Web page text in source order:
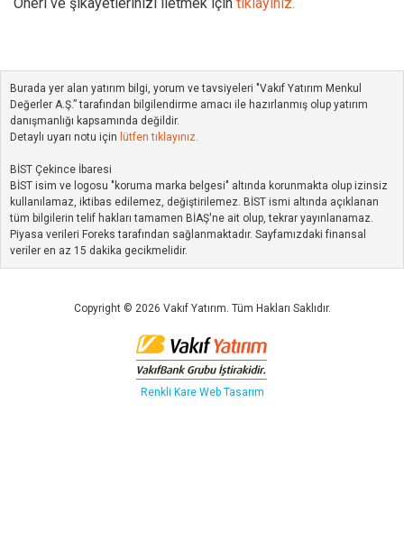
Burada yer alan yatırım bilgi, yorum ve tavsiyeleri "Vakıf Yatırım Menkul
Değerler A.Ş.” tarafından bilgilendirme amacı ile hazırlanmış olup yatırım
danışmanlığı kapsamında değildir.
Detaylı uyarı notu için lütfen tıklayınız.
BİST Çekince İbaresi
BİST isim ve logosu "koruma marka belgesi" altında korunmakta olup izinsiz
kullanılamaz, iktibas edilemez, değiştirilemez. BİST ismi altında açıklanan
tüm bilgilerin telif hakları tamamen BİAŞ'ne ait olup, tekrar yayınlanamaz.
Piyasa verileri Foreks tarafından sağlanmaktadır. Sayfamızdaki finansal
veriler en az 15 dakika gecikmelidir.
Copyright © 2026 Vakıf Yatırım. Tüm Hakları Saklıdır.
Renkli Kare Web Tasarım